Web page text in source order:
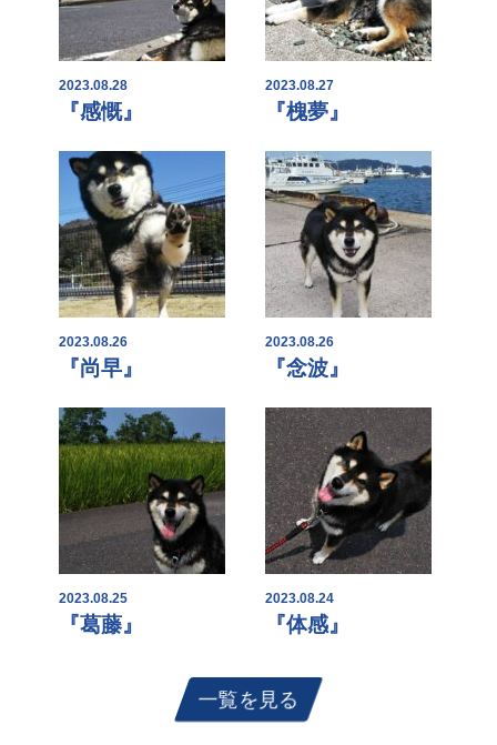
2023.08.28
『感慨』
2023.08.27
『槐夢』
2023.08.26
『尚早』
2023.08.26
『念波』
2023.08.25
『葛藤』
2023.08.24
『体感』
一覧を見る